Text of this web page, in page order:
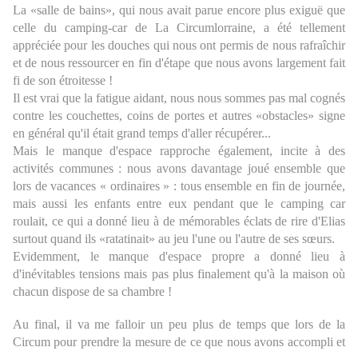
La «salle de bains», qui nous avait parue encore plus exiguë que
celle du camping-car de La Circumlorraine, a été tellement
appréciée pour les douches qui nous ont permis de nous rafraîchir
et de nous ressourcer en fin d'étape que nous avons largement fait
fi de son étroitesse !
Il est vrai que la fatigue aidant, nous nous sommes pas mal cognés
contre les couchettes, coins de portes et autres «obstacles» signe
en général qu'il était grand temps d'aller récupérer...
Mais le manque d'espace rapproche également, incite à des
activités communes : nous avons davantage joué ensemble que
lors de vacances « ordinaires » : tous ensemble en fin de journée,
mais aussi les enfants entre eux pendant que le camping car
roulait, ce qui a donné lieu à de mémorables éclats de rire d'Elias
surtout quand ils «ratatinait» au jeu l'une ou l'autre de ses sœurs.
Evidemment, le manque d'espace propre a donné lieu à
d'inévitables tensions mais pas plus finalement qu'à la maison où
chacun dispose de sa chambre !
Au final, il va me falloir un peu plus de temps que lors de la
Circum pour prendre la mesure de ce que nous avons accompli et